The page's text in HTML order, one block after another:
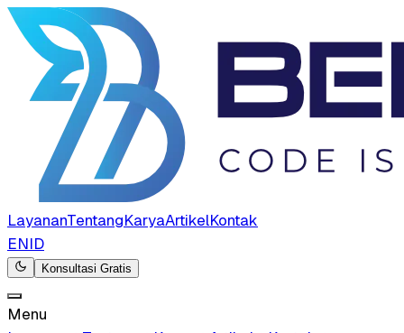
LayananTentangKaryaArtikelKontak
ENID
Konsultasi Gratis
Menu